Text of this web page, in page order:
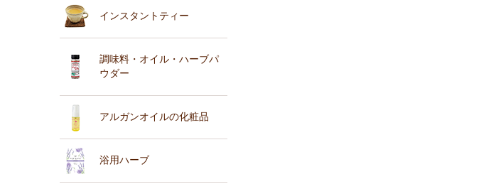
インスタントティー
調味料・オイル・ハーブパ
ウダー
アルガンオイルの化粧品
浴用ハーブ